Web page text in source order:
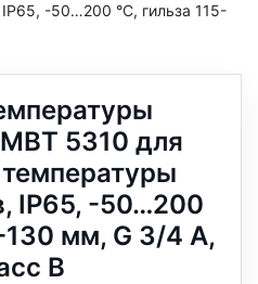
-50…200 °C, гильза 115-
5310 для
IP65, -50…200
130 мм, G 3/4 А,
B